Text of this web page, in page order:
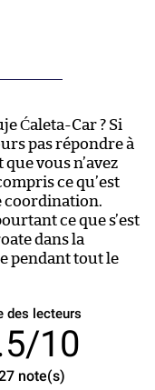
Ćaleta-Car ? Si
pas répondre à
vous n’avez
ce qu’est
coordination.
ce que s’est
dans la
pendant tout le
des lecteurs
10
note(s)